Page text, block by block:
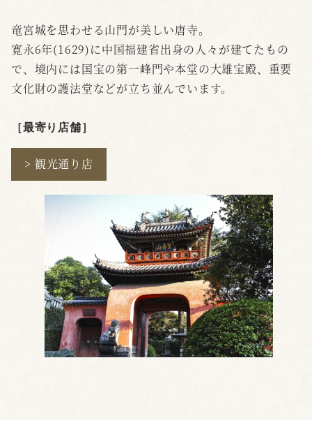
竜宮城を思わせる山門が美しい唐寺。
寛永6年(1629)に中国福建省出身の人々が建てたもの
で、境内には国宝の第一峰門や本堂の大雄宝殿、重要
文化財の護法堂などが立ち並んでいます。
［最寄り店舗］
> 観光通り店